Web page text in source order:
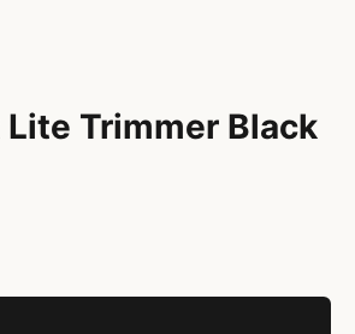
Lite Trimmer Black